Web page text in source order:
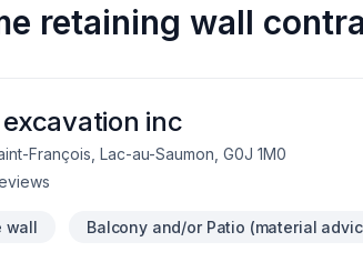
retaining wall
inc
François, Lac-au-Saumon, G0J 1M0
wall Balcony and/or Patio (material